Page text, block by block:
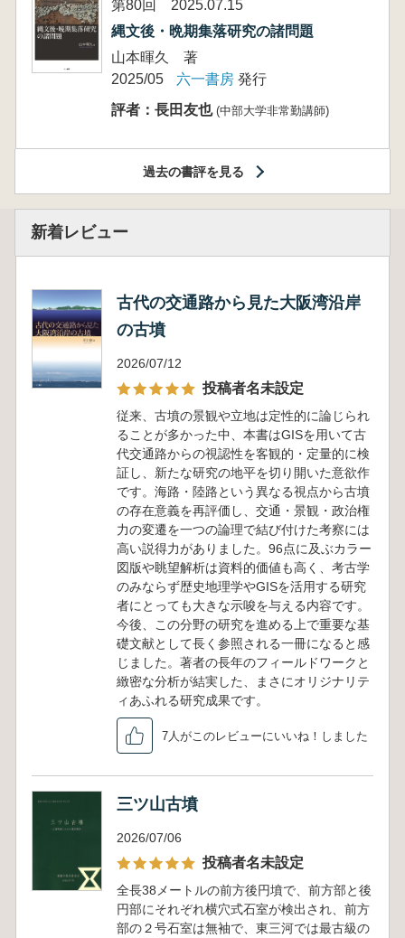
第80回 2025.07.15
縄文後・晩期集落研究の諸問題
山本暉久 著
2025/05
六一書房 発行
評者：長田友也 (中部大学非常勤講師)
過去の書評を見る
新着レビュー
古代の交通路から見た大阪湾沿岸
の古墳
2026/07/12
投稿者名未設定
従来、古墳の景観や立地は定性的に論じられ
ることが多かった中、本書はGISを用いて古
代交通路からの視認性を客観的・定量的に検
証し、新たな研究の地平を切り開いた意欲作
です。海路・陸路という異なる視点から古墳
の存在意義を再評価し、交通・景観・政治権
力の変遷を一つの論理で結び付けた考察には
高い説得力がありました。96点に及ぶカラー
図版や眺望解析は資料的価値も高く、考古学
のみならず歴史地理学やGISを活用する研究
者にとっても大きな示唆を与える内容です。
今後、この分野の研究を進める上で重要な基
礎文献として長く参照される一冊になると感
じました。著者の長年のフィールドワークと
緻密な分析が結実した、まさにオリジナリテ
ィあふれる研究成果です。
7人がこのレビューにいいね！しました
三ツ山古墳
2026/07/06
投稿者名未設定
全長38メートルの前方後円墳で、前方部と後
円部にそれぞれ横穴式石室が検出され、前方
部の２号石室は無袖で、東三河では最古級の